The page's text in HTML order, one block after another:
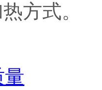
方式。
量